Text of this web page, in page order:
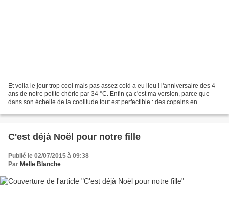
Et voila le jour trop cool mais pas assez cold a eu lieu ! l'anniversaire des 4
ans de notre petite chérie par 34 °C. Enfin ça c'est ma version, parce que
dans son échelle de la coolitude tout est perfectible : des copains en
C'est déjà Noël pour notre fille
Publié le 02/07/2015 à 09:38
Par Melle Blanche